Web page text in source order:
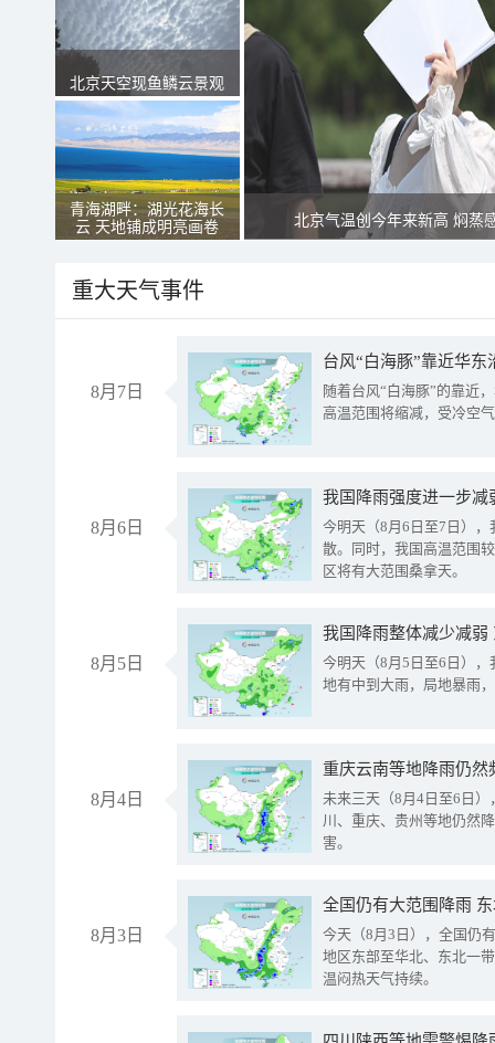
北京天空现鱼鳞云景观
青海湖畔：湖光花海长
云 天地铺成明亮画卷
北京气温创今年来新高 焖蒸
重大天气事件
8月7日
台风“白海豚”靠近华
随着台风“白海豚”的靠近
高温范围将缩减，受冷空
8月6日
今明天（8月6日至7日）
散。同时，我国高温范围
区将有大范围桑拿天。
8月5日
我国降雨整体减少减弱
今明天（8月5日至6日）
地有中到大雨，局地暴雨
8月4日
重庆云南等地降雨仍然
未来三天（8月4日至6日
川、重庆、贵州等地仍然
害。
8月3日
全国仍有大范围降雨
今天（8月3日），全国仍
地区东部至华北、东北一
温闷热天气持续。